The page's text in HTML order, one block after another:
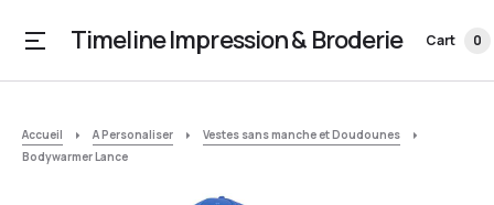
Timeline Impression & Broderie Cart 0
Accueil A Personaliser
Vestes sans manche et Doudounes
Bodywarmer Lance